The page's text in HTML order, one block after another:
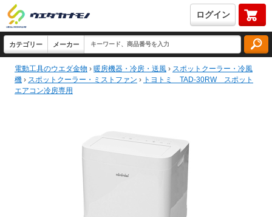
ログイン
電動工具のウエダ金物 › 暖房機器・冷房・送風 › スポットクーラー・冷風
機 › スポットクーラー・ミストファン › トヨトミ TAD-30RW スポット
エアコン冷房専用